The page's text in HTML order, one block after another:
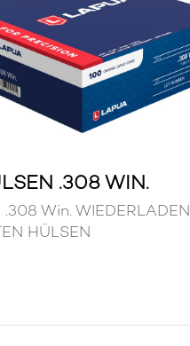
.308 WIN.
Win. WIEDERLADEN
HÜLSEN